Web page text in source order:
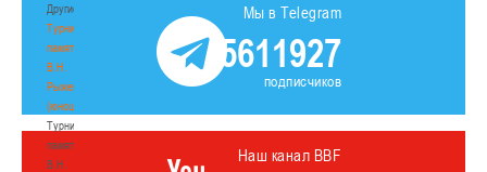
Другие
Турнир
памяти
В.Н.
Рыженкова
(юноши)
Турнир
памяти
В.Н.
Мы в Telegram
5611927
подписчиков
Наш канал BBF